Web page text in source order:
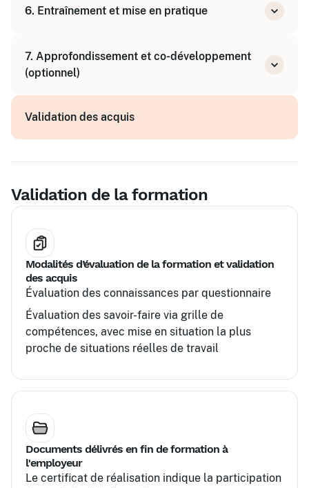
S’entraîner à observer et à donner du
personnel
6. Entraînement et mise en pratique
Modules d'entraînement spécifiques : écouter
activement, donner un feedback constructif
7. Approfondissement et co-développement
(optionnel)
pour renforcer la posture de coach
Validation des acquis
Validation de la formation
Modalités d’évaluation de la formation et validation
des acquis
Évaluation des connaissances par questionnaire
Évaluation des savoir-faire via grille de
compétences, avec mise en situation la plus
proche de situations réelles de travail
Documents délivrés en fin de formation à
l'employeur
Le certificat de réalisation indique la participation